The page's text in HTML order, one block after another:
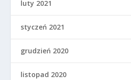
luty 2021
styczeń 2021
grudzień 2020
listopad 2020